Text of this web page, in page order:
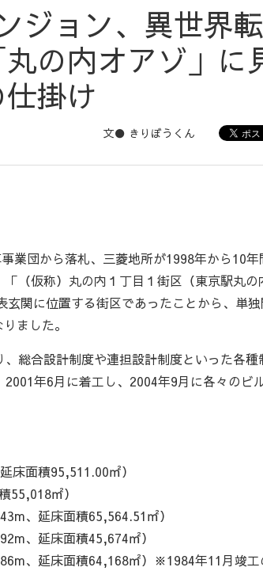
ジョン、異世界転
の内オアゾ」に
掛け
文● きりぼうくん
業団から落札、三菱地所が1998年から10年
（仮称）丸の内１丁目１街区（東京駅丸の
関に位置する街区であったことから、単独
ました。
総合設計制度や連担設計制度といった各種
年6月に着工し、2004年9月に各々のビ
床面積95,511.00㎡）
55,018㎡）
、延床面積65,564.51㎡）
、延床面積45,674㎡）
、延床面積64,168㎡）※1984年11月竣工